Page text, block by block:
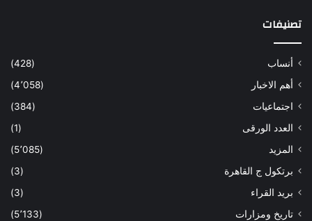
تصنيفات
أنساب
(428)
أهم الاخبار
(4٬058)
اجتماعيات
(384)
العدد الورقى
(1)
المزيد
(5٬085)
برتكول ج القاهرة
(3)
بريد القراء
(3)
تاريخ ومزارات
(5٬133)